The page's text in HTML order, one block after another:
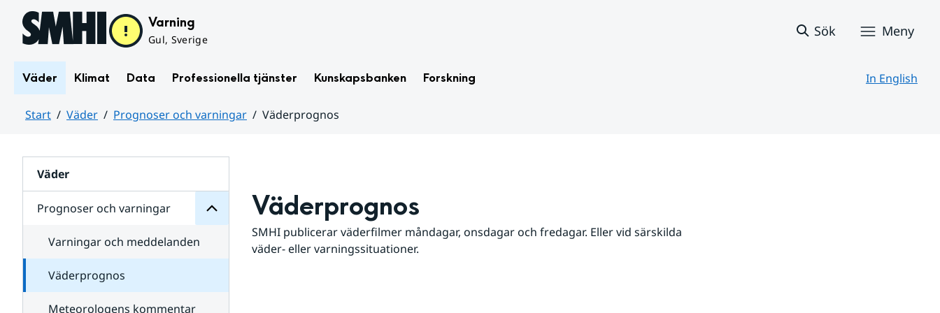
Hoppa till sidans innehåll Varning
Gul, Sverige
Sök Meny
Väder Klimat Data Professionella tjänster Kunskapsbanken Forskning In English
Start Väder Prognoser och varningar
Väderprognos
Väder
Prognoser och varningar
för
varningar
Varningar och meddelanden
Väderprognos
Meteorologens kommentar
Väderprognos
SMHI publicerar väderfilmer måndagar, onsdagar och fredagar. Eller vid särskilda
väder- eller varningssituationer.